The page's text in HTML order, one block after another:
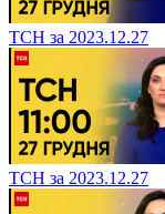
ТСН за 2023.12.27
ТСН за 2023.12.27